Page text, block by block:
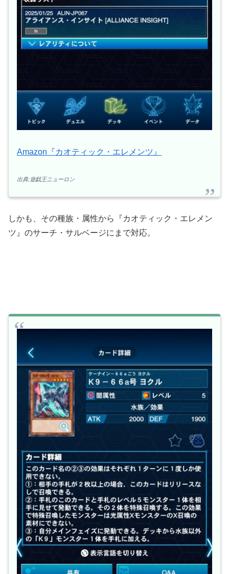
Amazon『カオティック・エレメンツ』
出典:遊戯王ニューロン
しかも、その種族・属性から『カオティック・エレメン
ツ』のサーチ・サルベージにまで対応。